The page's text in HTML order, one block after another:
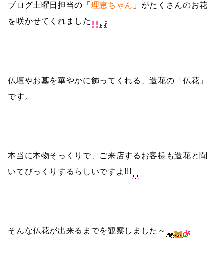
ブログ土曜日担当の「 理恵ちゃん 」がたくさんのお花
を咲かせてくれました
仏壇やお墓を華やかに飾ってくれる、造花の「仏花」
です。
本当に本物そっくりで、ご来店するお客様も造花と聞
いてびっくりするらしいですよ!!!
そんな仏花が出来るまでを観察しました～